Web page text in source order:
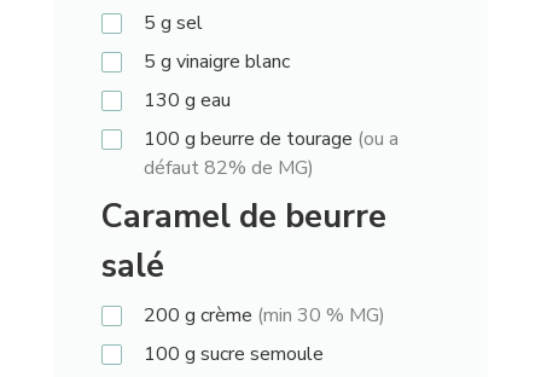
5 g sel
5 g vinaigre blanc
130 g eau
100 g beurre de tourage (ou a
défaut 82% de MG)
Caramel de beurre
salé
200 g crème (min 30 % MG)
100 g sucre semoule